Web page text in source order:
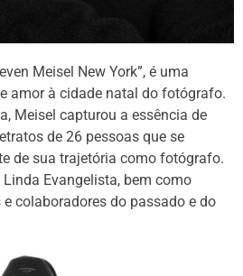
Meisel New York”, é uma
amor à cidade natal do fotógrafo.
Meisel capturou a essência de
de 26 pessoas que se
de sua trajetória como fotógrafo.
Linda Evangelista, bem como
colaboradores do passado e do